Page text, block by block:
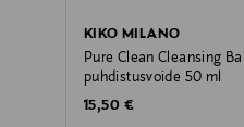
KIKO MILANO
Pure Clean Cleansing
puhdistusvoide 50 ml
Original Price
15,50 €